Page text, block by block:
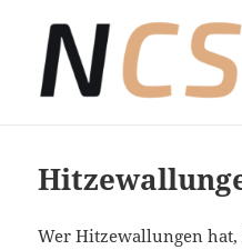
Wer Hitzewallungen